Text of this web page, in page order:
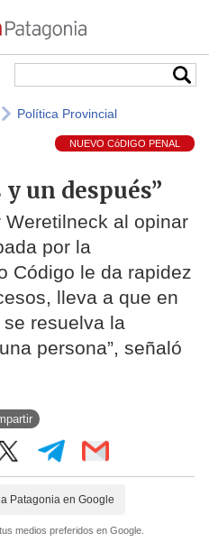
Política Provincial
NUEVO CóDIGO PENAL
un después”
al opinar
por la
Código le da rapidez
lleva a que en
resuelva la
persona”, señaló
Patagonia en Google
medios preferidos en Google.